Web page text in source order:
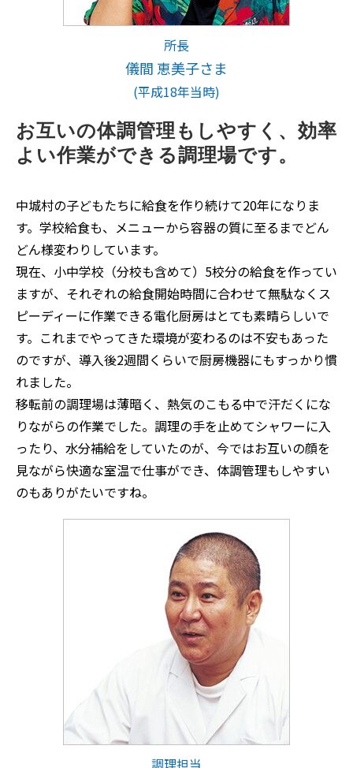
所長
儀間 恵美子さま
(平成18年当時)
お互いの体調管理もしやすく、効率
よい作業ができる調理場です。
調理担当
中城村の子どもたちに給食を作り続けて20年になりま
す。学校給食も、メニューから容器の質に至るまでどん
どん様変わりしています。
現在、小中学校（分校も含めて）5校分の給食を作ってい
ますが、それぞれの給食開始時間に合わせて無駄なくス
ピーディーに作業できる電化厨房はとても素晴らしいで
す。これまでやってきた環境が変わるのは不安もあった
のですが、導入後2週間くらいで厨房機器にもすっかり慣
れました。
移転前の調理場は薄暗く、熱気のこもる中で汗だくにな
りながらの作業でした。調理の手を止めてシャワーに入
ったり、水分補給をしていたのが、今ではお互いの顔を
見ながら快適な室温で仕事ができ、体調管理もしやすい
のもありがたいですね。